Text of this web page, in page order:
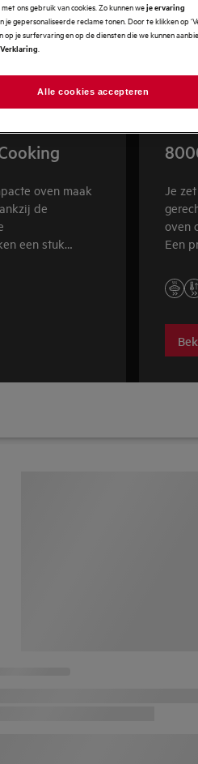
oven maak
de
een stuk
keuken
Je
oven
Een
ons gebruik van cookies. Zo kunnen weje ervaring
je gepersonaliseerde reclame tonen. Door te klikken op
je surfervaring en op de diensten die we kunnen
Alle cookies accepteren